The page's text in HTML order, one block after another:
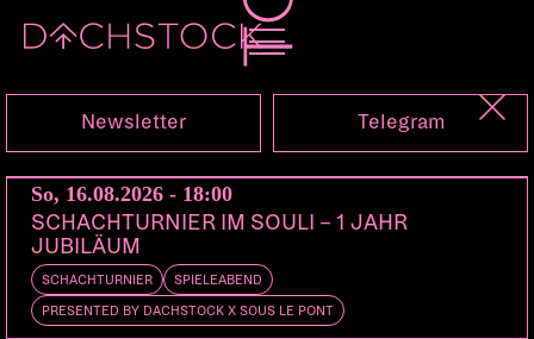
Sa, 12.03.2022
Newsletter Telegram
So, 16.08.2026 - 18:00
SCHACHTURNIER IM SOULI – 1 JAHR
JUBILÄUM
SCHACHTURNIER SPIELEABEND
PRESENTED BY DACHSTOCK X SOUS LE PONT